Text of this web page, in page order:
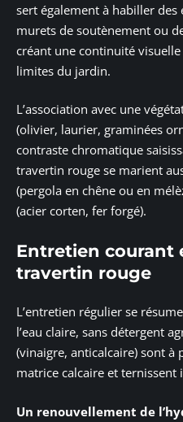
sert également à habiller des
murets de soutènement ou
créant une continuité
limites du jardin.
L’association avec une
(olivier, laurier, graminées
contraste chromatique
travertin rouge se marient
(pergola en chêne ou en
(acier corten, fer forgé).
Entretien courant
travertin rouge
L’entretien régulier se
l’eau claire, sans détergent
(vinaigre, anticalcaire) sont à
matrice calcaire et
Un renouvellement de